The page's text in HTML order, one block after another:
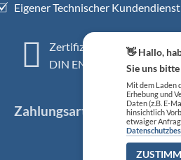
Eigener Technischer Kundendienst
Zertifiziertes QM-System
DIN EN ISO 13485
Zahlungsarten
👋 Hallo,
Sie uns
Mit dem Laden
Erhebung und
Daten (z.B. E-
hinsichtlich
etwaiger